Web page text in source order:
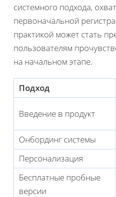
системного подхода,
первоначальной
практикой может стать
пользователям
на начальном этапе.
Подход
Введение в продукт
Онбординг системы
Персонализация
Бесплатные пробные
версии